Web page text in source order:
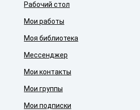
Рабочий стол
Мои работы
Моя библиотека
Мессенджер
Мои контакты
Мои группы
Мои подписки